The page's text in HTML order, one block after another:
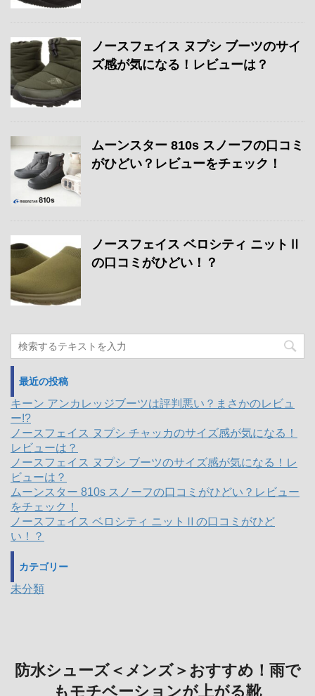
ノースフェイス ヌプシ ブーツのサイ
ズ感が気になる！レビューは？
ムーンスター 810s スノーフの口コミ
がひどい？レビューをチェック！
ノースフェイス ベロシティ ニットⅡ
の口コミがひどい！？
最近の投稿
キーン アンカレッジブーツは評判悪い？まさかのレビュ
ー!?
ノースフェイス ヌプシ チャッカのサイズ感が気になる！
レビューは？
ノースフェイス ヌプシ ブーツのサイズ感が気になる！レ
ビューは？
ムーンスター 810s スノーフの口コミがひどい？レビュー
をチェック！
ノースフェイス ベロシティ ニットⅡの口コミがひど
い！？
カテゴリー
未分類
防水シューズ＜メンズ＞おすすめ！雨で
もモチベーションが上がる靴